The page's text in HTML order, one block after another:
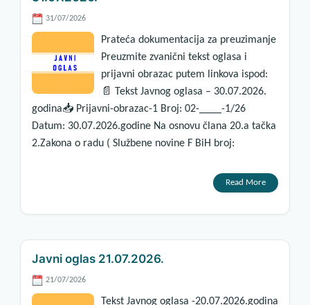
31/07/2026
Prateća dokumentacija za preuzimanje
Preuzmite zvanični tekst oglasa i
prijavni obrazac putem linkova ispod:
📄 Tekst Javnog oglasa – 30.07.2026.
godina📥 Prijavni-obrazac-1 Broj: 02-____-1/26
Datum: 30.07.2026.godine Na osnovu člana 20.a tačka
2.Zakona o radu ( Službene novine F BiH broj:
Read More
Javni oglas 21.07.2026.
21/07/2026
Tekst Javnog oglasa -20.07.2026.godina